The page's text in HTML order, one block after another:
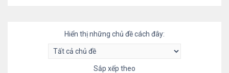
Hiển thị những chủ đề cách đây:
Sắp xếp theo